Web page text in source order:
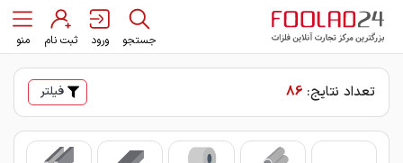
جستجو ورود ثبت نام منو
تعداد نتایج: 86 فیلتر